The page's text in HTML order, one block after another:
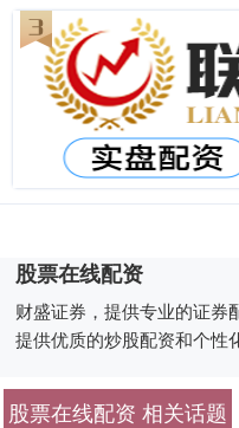
股票在线配资
财盛证券，提供专业的证券
提供优质的炒股配资和个性
股票在线配资 相关话题